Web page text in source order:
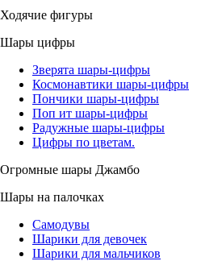
Ходячие фигуры
Шары цифры
Зверята шары-цифры
Космонавтики шары-цифры
Пончики шары-цифры
Поп ит шары-цифры
Радужные шары-цифры
Цифры по цветам.
Огромные шары Джамбо
Шары на палочках
Самодувы
Шарики для девочек
Шарики для мальчиков